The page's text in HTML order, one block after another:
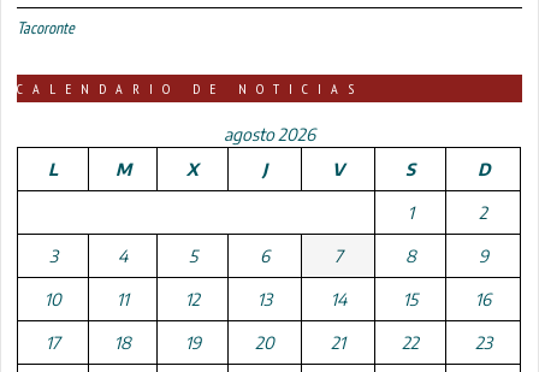
Tacoronte
CALENDARIO DE NOTICIAS
agosto 2026
L
M X J V S D
1 2
3 4 5 6 7 8 9
10 11 12 13 14 15 16
17 18 19 20 21 22 23